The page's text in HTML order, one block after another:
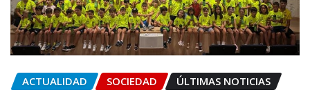
ACTUALIDAD SOCIEDAD ÚLTIMAS NOTICIAS